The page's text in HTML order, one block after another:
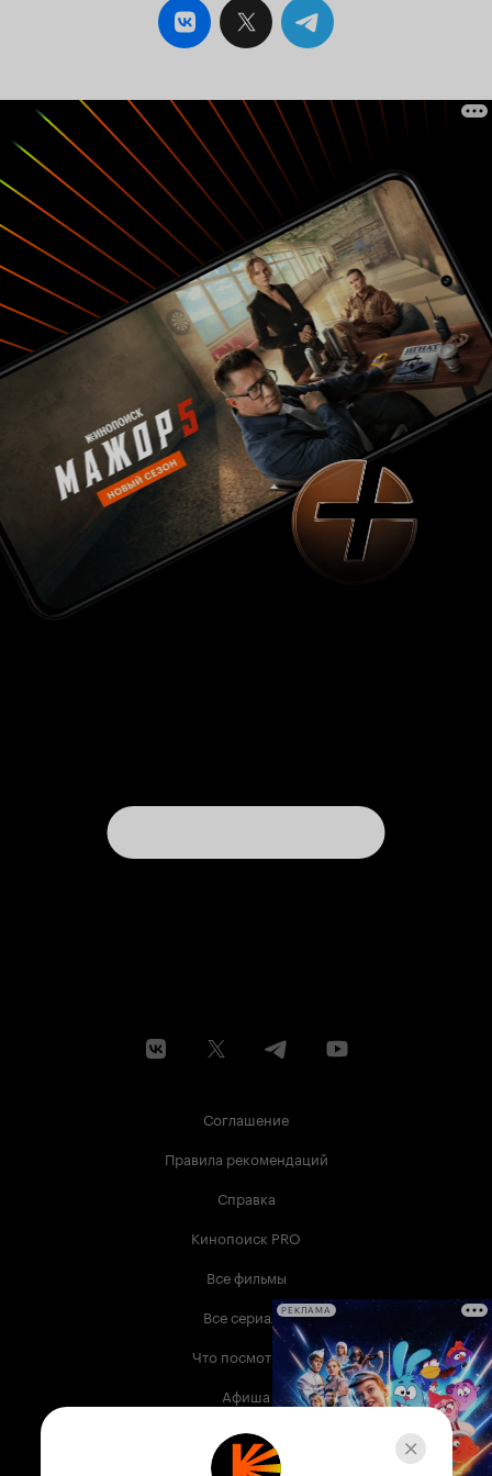
Соглашение
Правила рекомендаций
Справка
Кинопоиск PRO
Все фильмы
Все сериалы
Что посмотреть
Афиша
Музыка
РЕКЛАМА